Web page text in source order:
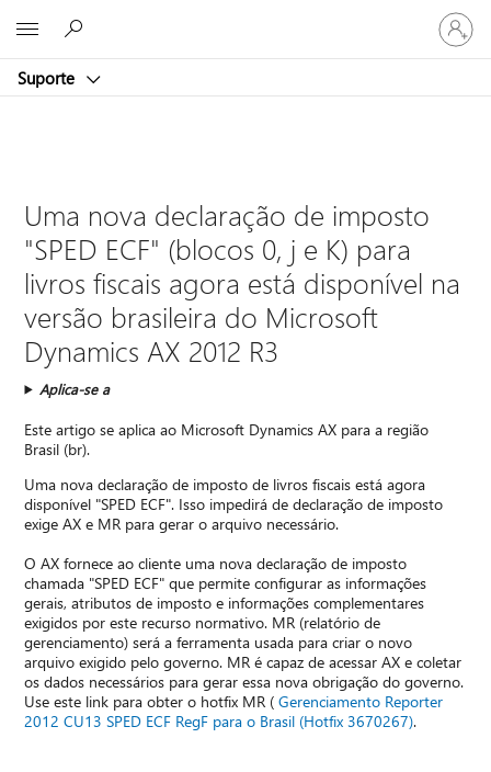
Suporte
Entre
em
sua
Uma nova declaração de imposto
"SPED ECF" (blocos 0, j e K) para
livros fiscais agora está disponível na
versão brasileira do Microsoft
Dynamics AX 2012 R3
Aplica-se a
Este artigo se aplica ao Microsoft Dynamics AX para a região
Brasil (br).
Uma nova declaração de imposto de livros fiscais está agora
disponível "SPED ECF". Isso impedirá de declaração de imposto
exige AX e MR para gerar o arquivo necessário.
O AX fornece ao cliente uma nova declaração de imposto
chamada "SPED ECF" que permite configurar as informações
gerais, atributos de imposto e informações complementares
exigidos por este recurso normativo. MR (relatório de
gerenciamento) será a ferramenta usada para criar o novo
arquivo exigido pelo governo. MR é capaz de acessar AX e coletar
os dados necessários para gerar essa nova obrigação do governo.
Use este link para obter o hotfix MR (Gerenciamento Reporter
2012 CU13 SPED ECF RegF para o Brasil (Hotfix 3670267).